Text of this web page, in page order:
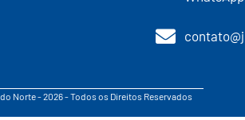
Norte - 2026 - Todos os Direitos Reservados